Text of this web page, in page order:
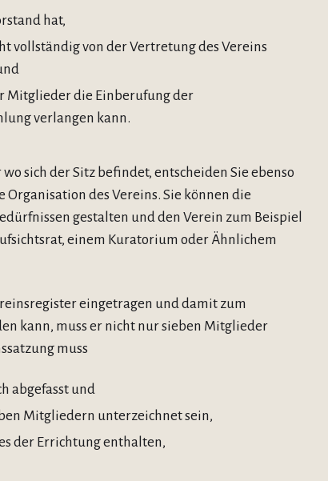
hat,
vollständig von der Vertretung des Vereins
Mitglieder die Einberufung der
verlangen kann.
sich der Sitz befindet, entscheiden Sie ebenso
des Vereins. Sie können die
gestalten und den Verein zum Beispiel
einem Kuratorium oder Ähnlichem
eingetragen und damit zum
kann, muss er nicht nur sieben Mitglieder
muss
abgefasst und
Mitgliedern unterzeichnet sein,
der Errichtung enthalten,